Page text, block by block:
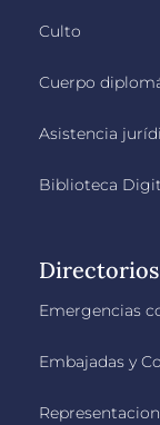
Culto
Cuerpo
Asistencia
Biblioteca
Directorios
Emergencias
Embajadas y